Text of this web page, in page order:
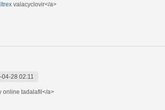
valacyclovir</a>
04-28 02:11
online tadalafil</a>